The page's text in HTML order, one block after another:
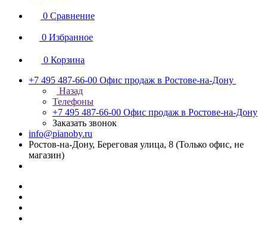
0 Сравнение
0 Избранное
0 Корзина
+7 495 487-66-00 Офис продаж в Ростове-на-Дону
Назад
Телефоны
+7 495 487-66-00 Офис продаж в Ростове-на-Дону
Заказать звонок
info@pianoby.ru
Ростов-на-Дону, Береговая улица, 8 (Только офис, не
магазин)